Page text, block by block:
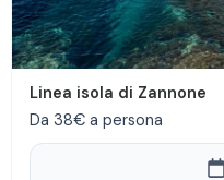
Linea isola di Zannone
Da 38€ a persona